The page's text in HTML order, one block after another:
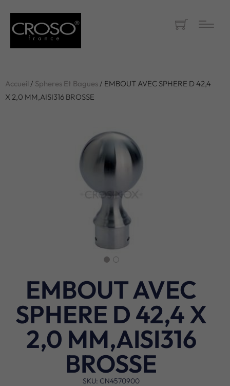
Accueil / Spheres Et Bagues/ EMBOUT AVEC SPHERE D 42,4
X 2,0 MM,AISI316 BROSSE
EMBOUT AVEC
SPHERE D 42,4 X
2,0 MM,AISI316
BROSSE
SKU: CN4570900